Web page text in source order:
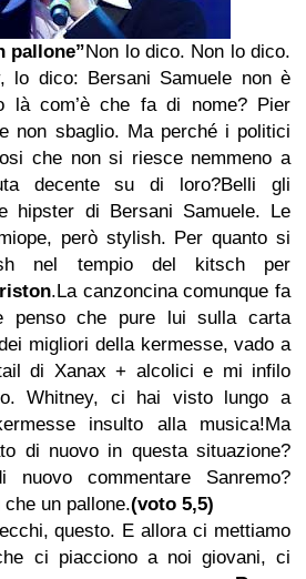
pallone”Non lo dico. Non lo dico.
lo dico: Bersani Samuele non è
là com’è che fa di nome? Pier
non sbaglio. Ma perché i politici
che non si riesce nemmeno a
decente su di loro?Belli gli
hipster di Bersani Samuele. Le
però stylish. Per quanto si
nel tempio del kitsch per
.La canzoncina comunque fa
penso che pure lui sulla carta
migliori della kermesse, vado a
di Xanax + alcolici e mi infilo
Whitney, ci hai visto lungo a
insulto alla musica!Ma
di nuovo in questa situazione?
commentare Sanremo?
un pallone.(voto 5,5)
questo. E allora ci mettiamo
ci piacciono a noi giovani, ci